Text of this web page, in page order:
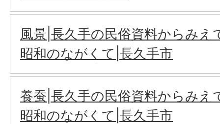
風景|長久手の民俗資料からみえ
昭和のながくて|長久手市
養蚕|長久手の民俗資料からみえ
昭和のながくて|長久手市